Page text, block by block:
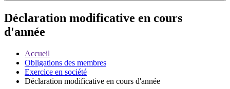
Déclaration modificative en cours
d'année
Accueil
Obligations des membres
Exercice en société
Déclaration modificative en cours d'année